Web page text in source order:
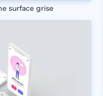
surface grise